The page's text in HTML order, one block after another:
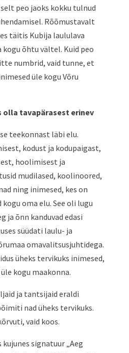
peo jaoks kokku tulnud
Rõõmustavalt
täitis Kubija laululava
kogu õhtu vältel. Kuid peo
numbrid, vaid tunne, et
üle kogu Võru
olla tavapärasest erinev
teekonnast läbi elu.
kodust ja kodupaigast,
hoolimisest ja
mudilased, koolinoored,
ning inimesed, kes on
oma elu. See oli lugu
ja õnn kanduvad edasi
süüdati laulu- ja
omavalitsusjuhtidega.
üheks tervikuks inimesed,
kogu maakonna.
ja tantsijaid eraldi
nad üheks tervikuks.
vaid koos.
signatuur „Aeg